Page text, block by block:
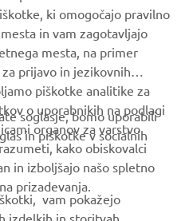
1
ki omogočajo pravilno
in vam zagotavljajo
mesta, na primer
prijavo in jezikovnih
piškotke analitike za
o uporabnikih na podlagi
organov za varstvo
kako obiskovalci
in izboljšajo našo spletno
prizadevanja.
soglasje, bomo uporabili
in piškotke v socialnih
vam pokažejo
izdelkih in storitvah,